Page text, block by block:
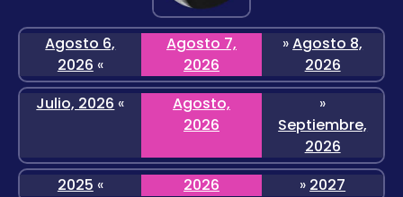
Agosto 6,
2026 «
Agosto 7,
2026
»Agosto 8,
2026
Julio, 2026 «
Agosto,
2026
»
Septiembre,
2026
2025 « 2026 » 2027